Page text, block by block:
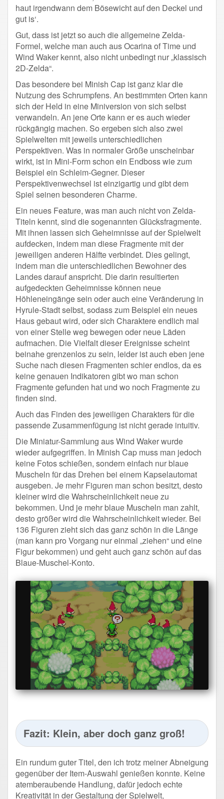
haut irgendwann dem Bösewicht auf den Deckel und
gut is‘.
Gut, dass ist jetzt so auch die allgemeine Zelda-
Formel, welche man auch aus Ocarina of Time und
Wind Waker kennt, also nicht unbedingt nur „klassisch
2D-Zelda“.
Das besondere bei Minish Cap ist ganz klar die
Nutzung des Schrumpfens. An bestimmten Orten kann
sich der Held in eine Miniversion von sich selbst
verwandeln. An jene Orte kann er es auch wieder
rückgängig machen. So ergeben sich also zwei
Spielwelten mit jeweils unterschiedlichen
Perspektiven. Was in normaler Größe unscheinbar
wirkt, ist in Mini-Form schon ein Endboss wie zum
Beispiel ein Schleim-Gegner. Dieser
Perspektivenwechsel ist einzigartig und gibt dem
Spiel seinen besonderen Charme.
Ein neues Feature, was man auch nicht von Zelda-
Titeln kennt, sind die sogenannten Glücksfragmente.
Mit ihnen lassen sich Geheimnisse auf der Spielwelt
aufdecken, indem man diese Fragmente mit der
jeweiligen anderen Hälfte verbindet. Dies gelingt,
indem man die unterschiedlichen Bewohner des
Landes darauf anspricht. Die darin resultierten
aufgedeckten Geheimnisse können neue
Höhleneingänge sein oder auch eine Veränderung in
Hyrule-Stadt selbst, sodass zum Beispiel ein neues
Haus gebaut wird, oder sich Charaktere endlich mal
von einer Stelle weg bewegen oder neue Läden
aufmachen. Die Vielfalt dieser Ereignisse scheint
beinahe grenzenlos zu sein, leider ist auch eben jene
Suche nach diesen Fragmenten schier endlos, da es
keine genauen Indikatoren gibt wo man schon
Fragmente gefunden hat und wo noch Fragmente zu
finden sind.
Auch das Finden des jeweiligen Charakters für die
passende Zusammenfügung ist nicht gerade intuitiv.
Die Miniatur-Sammlung aus Wind Waker wurde
wieder aufgegriffen. In Minish Cap muss man jedoch
keine Fotos schießen, sondern einfach nur blaue
Muscheln für das Drehen bei einem Kapselautomat
ausgeben. Je mehr Figuren man schon besitzt, desto
kleiner wird die Wahrscheinlichkeit neue zu
bekommen. Und je mehr blaue Muscheln man zahlt,
desto größer wird die Wahrscheinlichkeit wieder. Bei
136 Figuren zieht sich das ganz schön in die Länge
(man kann pro Vorgang nur einmal „ziehen“ und eine
Figur bekommen) und geht auch ganz schön auf das
Blaue-Muschel-Konto.
Fazit: Klein, aber doch ganz groß!
Ein rundum guter Titel, den ich trotz meiner Abneigung
gegenüber der Item-Auswahl genießen konnte. Keine
atemberaubende Handlung, dafür jedoch echte
Kreativität in der Gestaltung der Spielwelt,